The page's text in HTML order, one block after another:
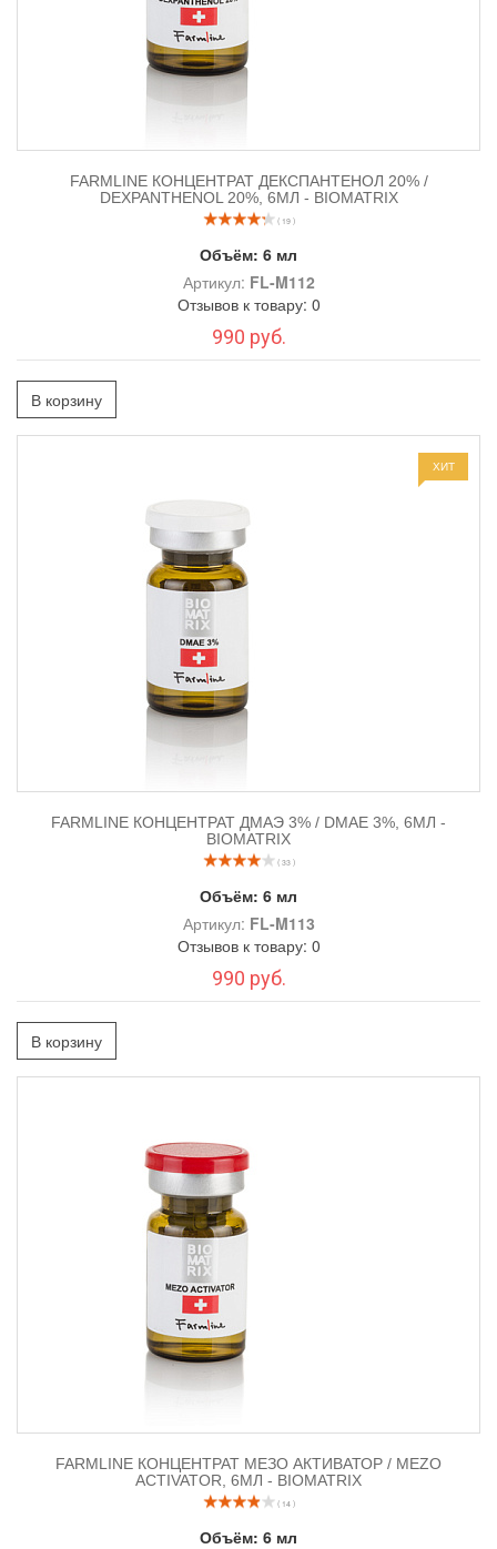
FARMLINE КОНЦЕНТРАТ ДЕКСПАНТЕНОЛ 20% /
DEXPANTHENOL 20%, 6МЛ - BIOMATRIX
( 19 )
Объём: 6 мл
Артикул: FL-M112
Отзывов к товару: 0
990 руб.
В корзину
ХИТ
FARMLINE КОНЦЕНТРАТ ДМАЭ 3% / DMAE 3%, 6МЛ -
BIOMATRIX
( 33 )
Объём: 6 мл
Артикул: FL-M113
Отзывов к товару: 0
990 руб.
В корзину
FARMLINE КОНЦЕНТРАТ МЕЗО АКТИВАТОР / MEZO
ACTIVATOR, 6МЛ - BIOMATRIX
( 14 )
Объём: 6 мл